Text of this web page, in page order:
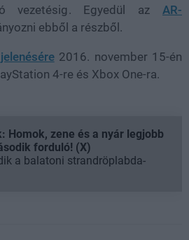
vezetésig. Egyedül az AR-
ebből a részből.
2016. november 15-én
4-re és Xbox One-ra.
Homok, zene és a nyár legjobb
forduló! (X)
a balatoni strandröplabda-